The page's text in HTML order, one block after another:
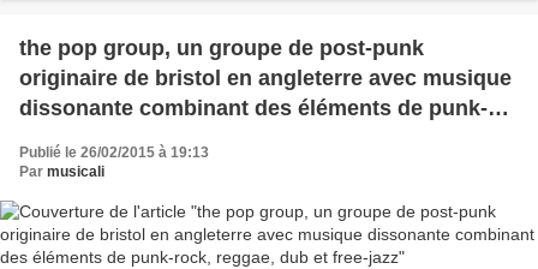
the pop group, un groupe de post-punk
originaire de bristol en angleterre avec musique
dissonante combinant des éléments de punk-
Publié le 26/02/2015 à 19:13
Par musicali